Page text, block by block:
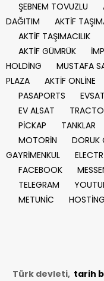
ŞEBNEM TOVUZLU
DAĞITIM
AKTİF
AKTİF TAŞIMACILIK
AKTİF GÜMRÜK
HOLDİNG
MUSTAFA
PLAZA
AKTİF ONLİNE
PASAPORTS
EVSAT
EV ALSAT
PİCKAP
TANKLAR
MOTORİN
DORUK
GAYRİMENKUL
FACEBOOK
TELEGRAM
METUNİC
Türk devleti, tarih